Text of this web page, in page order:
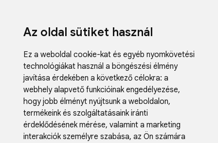
Az oldal sütiket használ
Ez a weboldal cookie-kat és egyéb nyomkövetési
technológiákat használ a böngészési élmény
javítása érdekében a következő célokra: a
webhely alapvető funkcióinak engedélyezése,
hogy jobb élményt nyújtsunk a weboldalon,
termékeink és szolgáltatásaink iránti
érdeklődésének mérése, valamint a marketing
interakciók személyre szabása, az Ön számára